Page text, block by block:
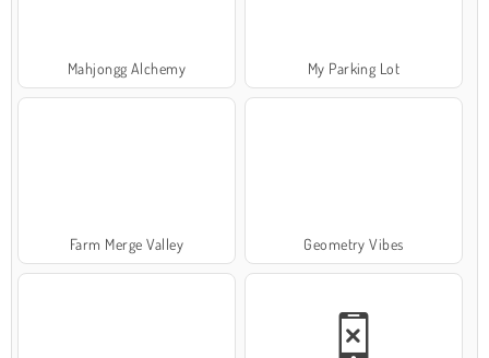
Mahjongg Alchemy My Parking Lot
Farm Merge Valley Geometry Vibes